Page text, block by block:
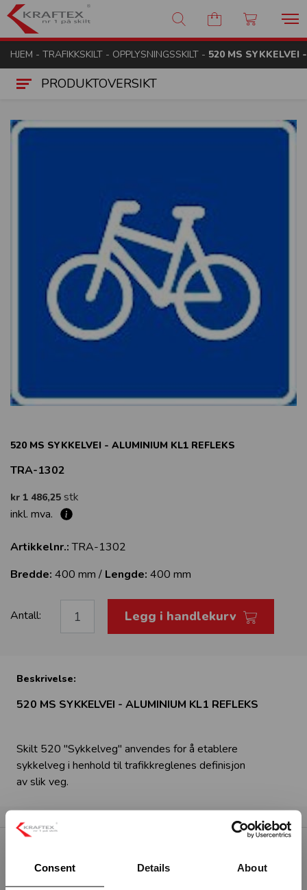
Consent Details About
Kraftex - nr 1 på skilt
HJEM - TRAFIKKSKILT - OPPLYSNINGSSKILT - 520 MS SYKKELVEI
PRODUKTOVERSIKT
520 MS SYKKELVEI - ALUMINIUM KL1 REFLEKS
TRA-1302
kr 1 486,25 stk
inkl. mva.
Artikkelnr.:TRA-1302
Bredde: 400 mm / Lengde: 400 mm
Antall: Legg i handlekurv
Beskrivelse:
520 MS SYKKELVEI - ALUMINIUM KL1 REFLEKS
Skilt 520 "Sykkelveg" anvendes for å etablere
sykkelveg i henhold til trafikkreglenes definisjon
av slik veg.